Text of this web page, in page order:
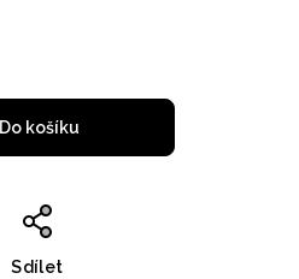
Do košíku
Sdílet